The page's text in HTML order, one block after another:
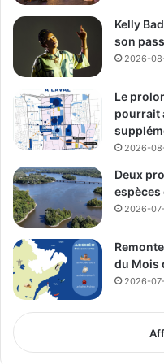
structure financière
acteurs locaux alimente
à mener à bien cette
un futur incertain. Pour le
ou fédéral n’a été
pour le projet, malgré de
provincial pour
See
De Cotis,
Kelly
son
2026-
Le
pourrait
2026-
Deux
espèces
2026-
du Mois
2026-